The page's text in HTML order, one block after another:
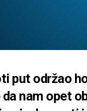
put održao
nam opet